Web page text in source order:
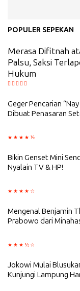
POPULER SEPEKAN
Merasa Difitnah
Palsu, Saksi
Hukum
Geger Pencarian
Dibuat Penasaran
Bikin Genset Mini
Nyalain TV & HP!
Mengenal Benjamin
Prabowo dari
Jokowi Mulai
Kunjungi Lampung